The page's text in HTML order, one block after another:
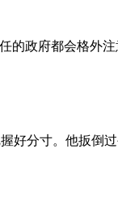
政府都会格外
好分寸。他扳